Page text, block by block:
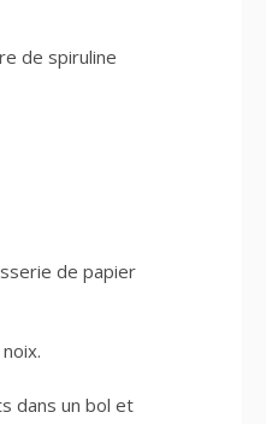
de spiruline
de papier
dans un bol et